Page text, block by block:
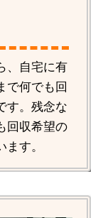
、自宅に有
で何でも回
す。残念な
回収希望の
す。